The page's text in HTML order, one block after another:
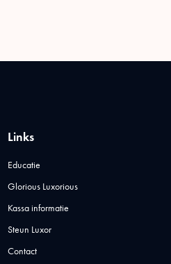
Links
Educatie
Glorious Luxorious
Kassa informatie
Steun Luxor
Contact